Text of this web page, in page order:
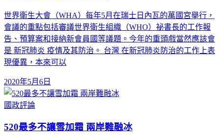
世界衛生大會（WHA）每年5月在瑞士日內瓦的萬國宮舉行，
會議的重點包括審議世界衛生組織（WHO）祕書長的工作報
告、預算案和接納新會員國等議題。今年的重頭戲當然應該會
是 新冠肺炎 疫情及其防治。 台灣 在新冠肺炎防治的工作上表
現優異，本來可以
2020年5月6日
國政評論
520最多不讓雪加霜 兩岸難融冰